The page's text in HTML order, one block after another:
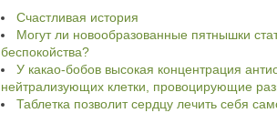
Счастливая история
Могут ли новообразованные пятнышки
беспокойства?
У какао-бобов высокая концентрация
нейтрализующих клетки, провоцирующие
Таблетка позволит сердцу лечить себя